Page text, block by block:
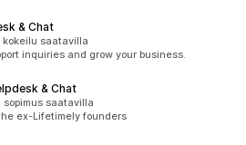
& Chat
kokeilu saatavilla
inquiries and grow your business.
& Chat
sopimus saatavilla
ex-Lifetimely founders